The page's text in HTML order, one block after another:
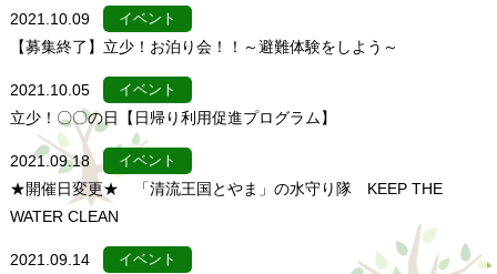
2021.10.09 イベント
【募集終了】立少！お泊り会！！～避難体験をしよう～
2021.10.05 イベント
立少！〇〇の日【日帰り利用促進プログラム】
2021.09.18 イベント
★開催日変更★ 「清流王国とやま」の水守り隊 KEEP THE
WATER CLEAN
2021.09.14 イベント